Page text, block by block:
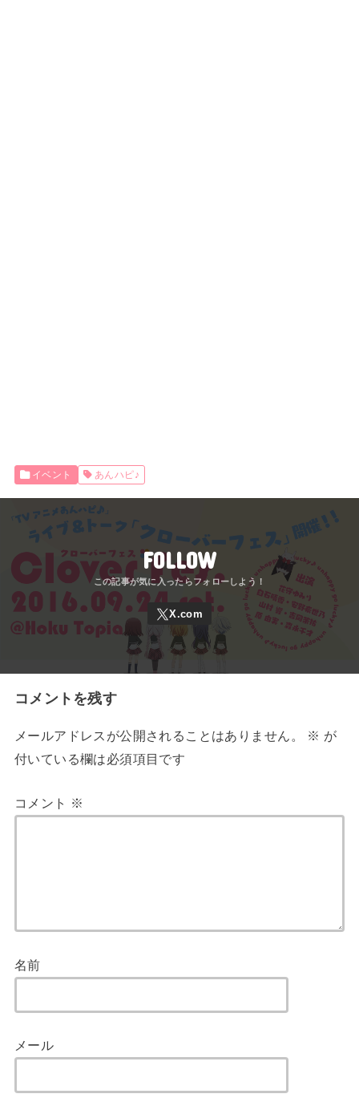
イベント あんハピ♪
FOLLOW
コメントを残す
メールアドレスが公開されることはありません。 ※ が
付いている欄は必須項目です
コメント ※
名前
メール